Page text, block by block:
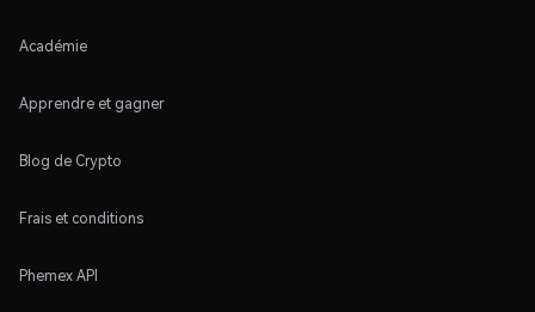
Académie
Apprendre et gagner
Blog de Crypto
Frais et conditions
Phemex API